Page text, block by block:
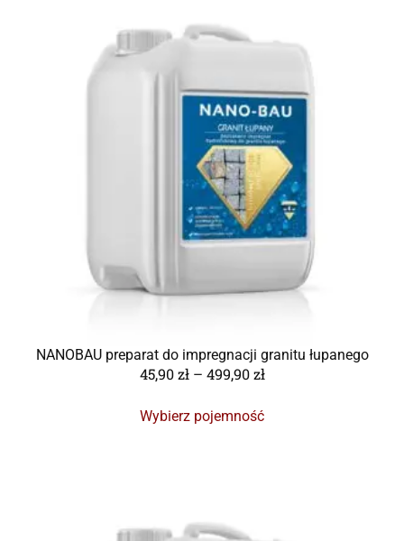
NANOBAU preparat do impregnacji granitu łupanego
45,90zł – 499,90zł
Wybierz pojemność